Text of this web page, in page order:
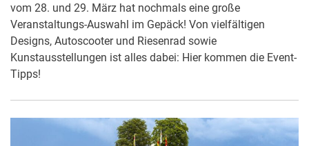
vom 28. und 29. März hat nochmals eine große
Veranstaltungs-Auswahl im Gepäck! Von vielfältigen
Designs, Autoscooter und Riesenrad sowie
Kunstausstellungen ist alles dabei: Hier kommen die Event-
Tipps!